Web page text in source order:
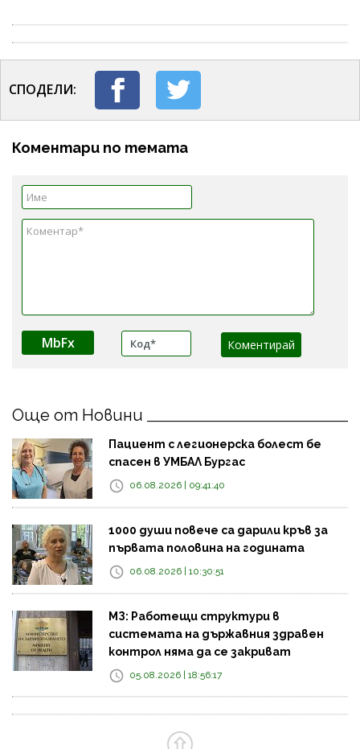
СПОДЕЛИ:
Коментари по темата
MbFx
Още от Новини
Пациент с легионерска болест бе
спасен в УМБАЛ Бургас
06.08.2026 | 09:41:40
1000 души повече са дарили кръв за
първата половина на годината
06.08.2026 | 10:30:51
МЗ: Работещи структури в
системата на държавния здравен
контрол няма да се закриват
05.08.2026 | 18:56:17